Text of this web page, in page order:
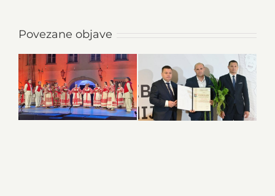
Povezane objave